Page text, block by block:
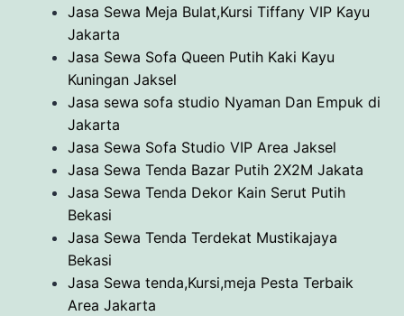
Jasa Sewa Meja Bulat,Kursi Tiffany VIP Kayu
Jakarta
Jasa Sewa Sofa Queen Putih Kaki Kayu
Kuningan Jaksel
Jasa sewa sofa studio Nyaman Dan Empuk di
Jakarta
Jasa Sewa Sofa Studio VIP Area Jaksel
Jasa Sewa Tenda Bazar Putih 2X2M Jakata
Jasa Sewa Tenda Dekor Kain Serut Putih
Bekasi
Jasa Sewa Tenda Terdekat Mustikajaya
Bekasi
Jasa Sewa tenda,Kursi,meja Pesta Terbaik
Area Jakarta